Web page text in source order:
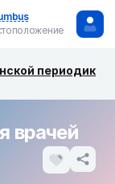
периодики.
врачей